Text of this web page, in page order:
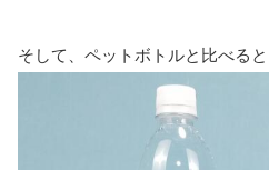
そして、ペットボトルと比べると